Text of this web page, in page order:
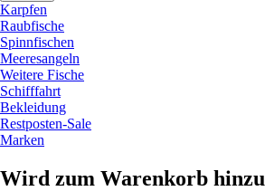
Karpfen
Raubfische
Spinnfischen
Meeresangeln
Weitere Fische
Schifffahrt
Bekleidung
Restposten-Sale
Marken
Wird zum Warenkorb